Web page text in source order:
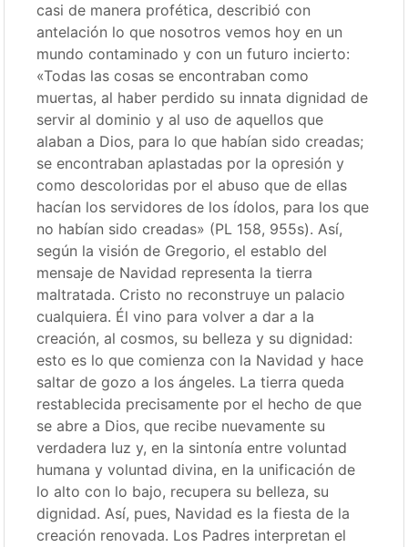
casi de manera profética, describió con
antelación lo que nosotros vemos hoy en un
mundo contaminado y con un futuro incierto:
«Todas las cosas se encontraban como
muertas, al haber perdido su innata dignidad de
servir al dominio y al uso de aquellos que
alaban a Dios, para lo que habían sido creadas;
se encontraban aplastadas por la opresión y
como descoloridas por el abuso que de ellas
hacían los servidores de los ídolos, para los que
no habían sido creadas» (PL 158, 955s). Así,
según la visión de Gregorio, el establo del
mensaje de Navidad representa la tierra
maltratada. Cristo no reconstruye un palacio
cualquiera. Él vino para volver a dar a la
creación, al cosmos, su belleza y su dignidad:
esto es lo que comienza con la Navidad y hace
saltar de gozo a los ángeles. La tierra queda
restablecida precisamente por el hecho de que
se abre a Dios, que recibe nuevamente su
verdadera luz y, en la sintonía entre voluntad
humana y voluntad divina, en la unificación de
lo alto con lo bajo, recupera su belleza, su
dignidad. Así, pues, Navidad es la fiesta de la
creación renovada. Los Padres interpretan el